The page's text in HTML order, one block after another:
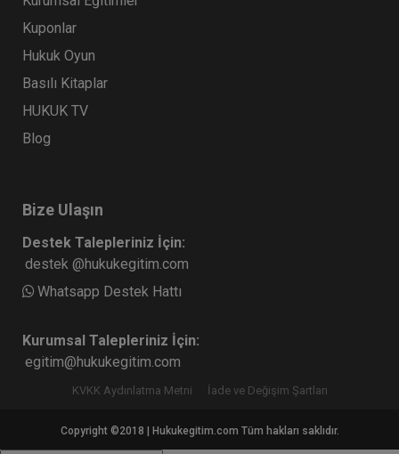
Kuponlar
Hukuk Oyun
Basılı Kitaplar
HUKUK TV
Blog
Bize Ulaşın
Destek Talepleriniz İçin:
destek @hukukegitim.com
Whatsapp Destek Hattı
Kurumsal Talepleriniz İçin:
egitim@hukukegitim.com
KVKK Aydınlatma Metni İade ve Değişim Şartları
Copyright ©2018 | Hukukegitim.com Tüm hakları saklıdır.